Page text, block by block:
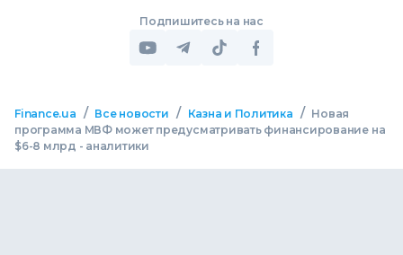
Подпишитесь на нас
Finance.ua / Все новости / Казна и Политика / Новая
программа МВФ может предусматривать финансирование на
$6-8 млрд - аналитики